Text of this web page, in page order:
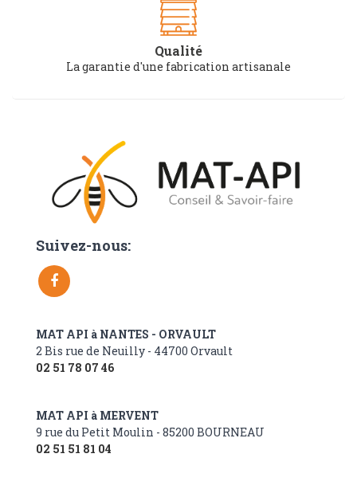
Qualité
La garantie d'une fabrication artisanale
Suivez-nous:
MAT API à NANTES - ORVAULT
2 Bis rue de Neuilly - 44700 Orvault
02 51 78 07 46
MAT API à MERVENT
9 rue du Petit Moulin - 85200 BOURNEAU
02 51 51 81 04